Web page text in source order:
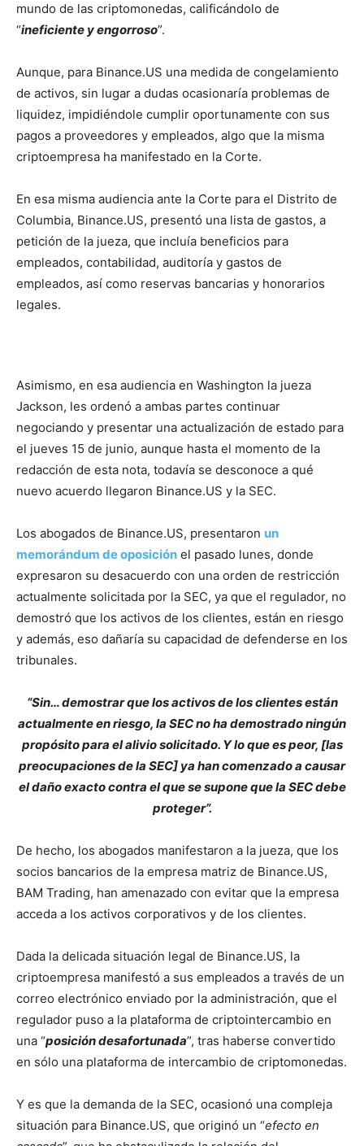
mundo de las criptomonedas, calificándolo de
“ineficiente y engorroso”.
Aunque, para Binance.US una medida de congelamiento
de activos, sin lugar a dudas ocasionaría problemas de
liquidez, impidiéndole cumplir oportunamente con sus
pagos a proveedores y empleados, algo que la misma
criptoempresa ha manifestado en la Corte.
En esa misma audiencia ante la Corte para el Distrito de
Columbia, Binance.US, presentó una lista de gastos, a
petición de la jueza, que incluía beneficios para
empleados, contabilidad, auditoría y gastos de
empleados, así como reservas bancarias y honorarios
legales.
Asimismo, en esa audiencia en Washington la jueza
Jackson, les ordenó a ambas partes continuar
negociando y presentar una actualización de estado para
el jueves 15 de junio, aunque hasta el momento de la
redacción de esta nota, todavía se desconoce a qué
nuevo acuerdo llegaron Binance.US y la SEC.
Los abogados de Binance.US, presentaron un
memorándum de oposición el pasado lunes, donde
expresaron su desacuerdo con una orden de restricción
actualmente solicitada por la SEC, ya que el regulador, no
demostró que los activos de los clientes, están en riesgo
y además, eso dañaría su capacidad de defenderse en los
tribunales.
“Sin… demostrar que los activos de los clientes están
actualmente en riesgo, la SEC no ha demostrado ningún
propósito para el alivio solicitado. Y lo que es peor, [las
preocupaciones de la SEC] ya han comenzado a causar
el daño exacto contra el que se supone que la SEC debe
proteger”.
De hecho, los abogados manifestaron a la jueza, que los
socios bancarios de la empresa matriz de Binance.US,
BAM Trading, han amenazado con evitar que la empresa
acceda a los activos corporativos y de los clientes.
Dada la delicada situación legal de Binance.US, la
criptoempresa manifestó a sus empleados a través de un
correo electrónico enviado por la administración, que el
regulador puso a la plataforma de criptointercambio en
una “posición desafortunada”, tras haberse convertido
en sólo una plataforma de intercambio de criptomonedas.
Y es que la demanda de la SEC, ocasionó una compleja
situación para Binance.US, que originó un “efecto en